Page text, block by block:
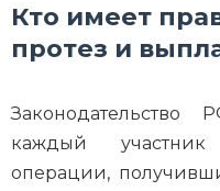
Кто имеет
протез и
Законодательство
каждый
операции,